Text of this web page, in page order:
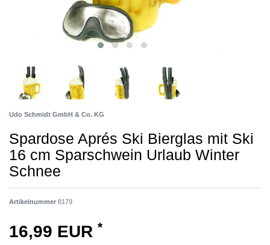
Udo Schmidt GmbH & Co. KG
Spardose Aprés Ski Bierglas mit Ski
16 cm Sparschwein Urlaub Winter
Schnee
Artikelnummer 8179
16,99 EUR *